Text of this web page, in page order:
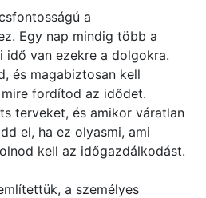
a
Egy nap mindig több a
idő van ezekre a dolgokra.
és magabiztosan kell
fordítod az idődet.
terveket, és amikor váratlan
el, ha ez olyasmi, ami
kell az időgazdálkodást.
a személyes